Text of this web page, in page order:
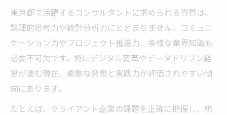
東京都で活躍するコンサルタントに求められる資質は、
論理的思考力や統計分析力にとどまりません。コミュニ
ケーション力やプロジェクト推進力、多様な業界知識も
必要不可欠です。特にデジタル変革やデータドリブン経
営が進む現在、柔軟な発想と実践力が評価されやすい傾
向にあります。
たとえば、クライアント企業の課題を正確に把握し、統